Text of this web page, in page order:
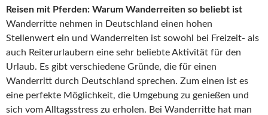
Reisen mit Pferden: Warum Wanderreiten so beliebt ist
Wanderritte nehmen in Deutschland einen hohen
Stellenwert ein und Wanderreiten ist sowohl bei Freizeit- als
auch Reiterurlaubern eine sehr beliebte Aktivität für den
Urlaub. Es gibt verschiedene Gründe, die für einen
Wanderritt durch Deutschland sprechen. Zum einen ist es
eine perfekte Möglichkeit, die Umgebung zu genießen und
sich vom Alltagsstress zu erholen. Bei Wanderritte hat man